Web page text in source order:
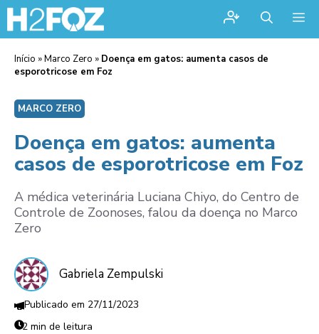
Início »Marco Zero » Doença em gatos: aumenta casos de
esporotricose em Foz
MARCO ZERO
Doença em gatos: aumenta
casos de esporotricose em Foz
A médica veterinária Luciana Chiyo, do Centro de
Controle de Zoonoses, falou da doença no Marco
Zero
Gabriela Zempulski
27/11/2023
2 min de leitura